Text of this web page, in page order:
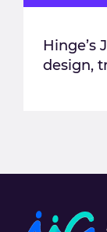
Hinge’s
design,